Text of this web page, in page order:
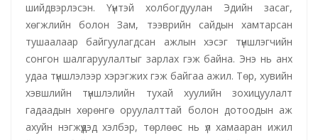
шийдвэрлэсэн. Үүнтэй холбогдуулан Эдийн засаг,
хөгжлийн болон Зам, тээврийн сайдын хамтарсан
тушаалаар байгуулагдсан ажлын хэсэг түншлэгчийн
сонгон шалгаруулалтыг зарлах гэж байна. Энэ нь анх
удаа түншлэлээр хэрэгжих гэж байгаа ажил. Төр, хувийн
хэвшлийн түншлэлийн тухай хуулийн зохицуулалт
гадаадын хөрөнгө оруулалттай болон дотоодын аж
ахуйн нэгжүүдэд хэлбэр, төрлөөс нь үл хамааран ижил